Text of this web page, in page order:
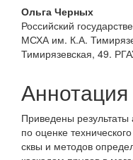
Ольга Черных
Российский
МСХА им. К.А.
Тимирязевская, 49.
Аннотация
Приведены
по оценке
сквы и методов